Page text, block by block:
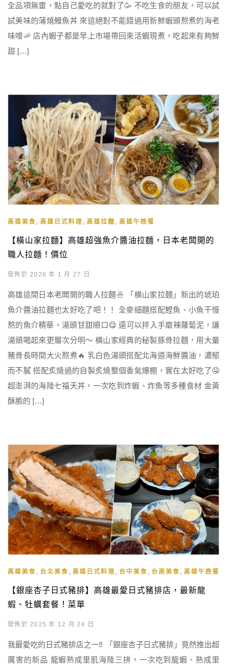
全品項無雷，點自己愛吃的就對了🥳 不吃生食的朋友，可以試
試美味的蒲燒鰻魚丼 來這絕對不能錯過用新鮮蝦頭熬煮的海老
味噌🦐 店內蝦子都是早上市場帶回來活蝦現煮，吃起來有夠鮮
甜 […]
高雄美食 高雄日式料理 高雄拉麵 高雄午晚餐
【橫山家拉麵】高雄超強魚介醬油拉麵，日本老闆開的
職人拉麵！價位
發佈於 2026 年 1 月 27 日
高雄這間日本老闆開的職人拉麵🍜 「橫山家拉麵」新出的琥珀
魚介醬油拉麵也太好吃了吧！！ 全麥細麵搭配鰹魚、小魚干慢
熬的魚介精華，湯頭甘甜順口😋 還可以拌入手磨辣蘿蔔泥，讓
湯頭喝起來更層次分明～ 橫山家經典的秘製豚骨拉麵，用大量
豬骨長時間大火熬煮🔥 乳白色湯頭搭配北海道海鮮醬油，濃郁
而不膩 搭配炙燒過的自製炙燒整個香氣爆棚，實在太好吃了🤤
超澎湃的海陸七福天丼，一次吃到炸蝦、炸魚等多種食材 金黃
酥脆的 […]
高雄美食 , 台北美食 , 高雄日式料理 , 台中美食 , 台南美食 , 高雄午晚餐
【銀座杏子日式豬排】高雄最愛日式豬排店，最新龍
蝦、牡蠣套餐！菜單
發佈於 2025 年 12 月 24 日
我最愛吃的日式豬排店之一‼️ 「銀座杏子日式豬排」竟然推出超
厲害的新品 龍蝦熟成里肌海陸三拼，一次吃到龍蝦、熟成里